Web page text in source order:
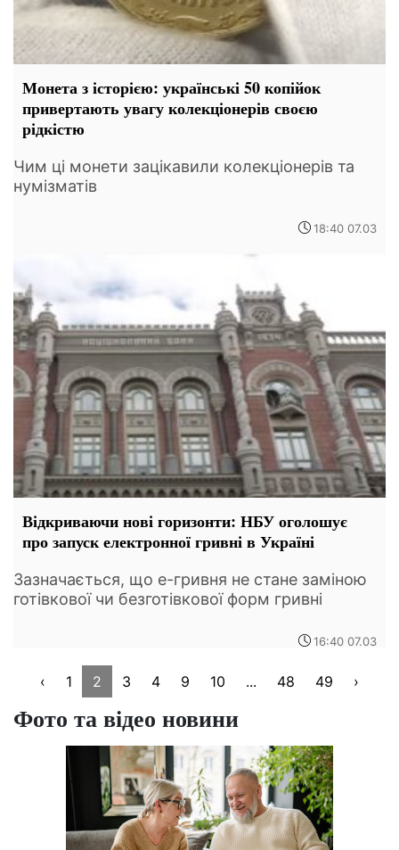
Монета з історією: українські 50 копійок
привертають увагу колекціонерів своєю
рідкістю
Чим ці монети зацікавили колекціонерів та
нумізматів
18:40 07.03
Відкриваючи нові горизонти: НБУ оголошує
про запуск електронної гривні в Україні
Зазначається, що е-гривня не стане заміною
готівкової чи безготівкової форм гривні
16:40 07.03
‹ 1 2 3 4 9 10 ... 48 49 ›
Фото та відео новини